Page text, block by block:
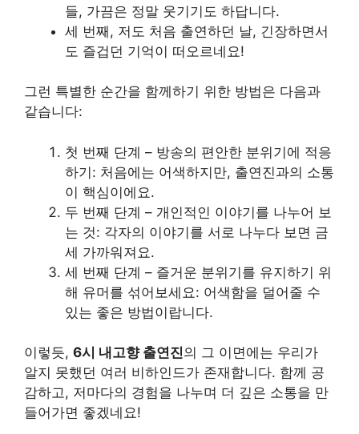
들, 가끔은 정말 웃기기도 하답니다.
세 번째, 저도 처음 출연하던 날, 긴장하면서
도 즐겁던 기억이 떠오르네요!
그런 특별한 순간을 함께하기 위한 방법은 다음과
같습니다:
첫 번째 단계 – 방송의 편안한 분위기에 적응
하기: 처음에는 어색하지만, 출연진과의 소통
이 핵심이에요.
두 번째 단계 – 개인적인 이야기를 나누어 보
는 것: 각자의 이야기를 서로 나누다 보면 금
세 가까워져요.
세 번째 단계 – 즐거운 분위기를 유지하기 위
해 유머를 섞어보세요: 어색함을 덜어줄 수
있는 좋은 방법이랍니다.
이렇듯, 6시 내고향 출연진의 그 이면에는 우리가
알지 못했던 여러 비하인드가 존재합니다. 함께 공
감하고, 저마다의 경험을 나누며 더 깊은 소통을 만
들어가면 좋겠네요!